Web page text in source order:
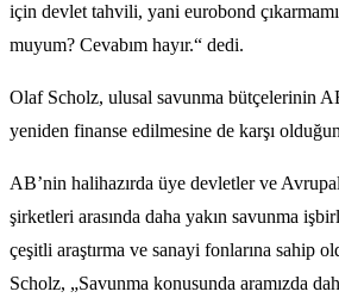
için devlet tahvili, yani eurobond
muyum? Cevabım hayır.“ dedi.
Olaf Scholz, ulusal savunma bütçelerinin
yeniden finanse edilmesine de karşı
AB’nin halihazırda üye devletler ve
şirketleri arasında daha yakın savunma
çeşitli araştırma ve sanayi fonlarına sahip
Scholz, „Savunma konusunda aramızda